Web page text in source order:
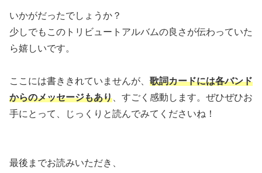
いかがだったでしょうか？
少しでもこのトリビュートアルバムの良さが伝わっていた
ら嬉しいです。
ここには書ききれていませんが、 歌詞カードには各バンド
からのメッセージもあり 、すごく感動します。ぜひぜひお
手にとって、じっくりと読んでみてくださいね！
最後までお読みいただき、